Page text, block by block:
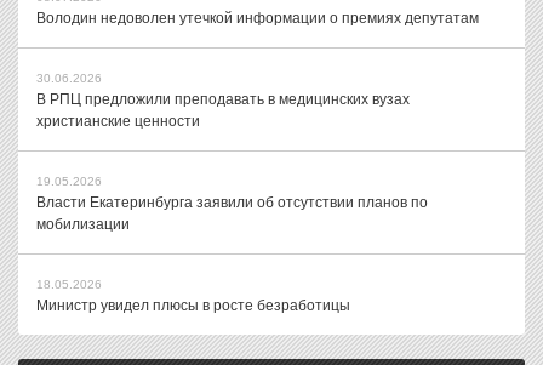
Володин недоволен утечкой информации о премиях депутатам
30.06.2026
В РПЦ предложили преподавать в медицинских вузах
христианские ценности
19.05.2026
Власти Екатеринбурга заявили об отсутствии планов по
мобилизации
18.05.2026
Министр увидел плюсы в росте безработицы